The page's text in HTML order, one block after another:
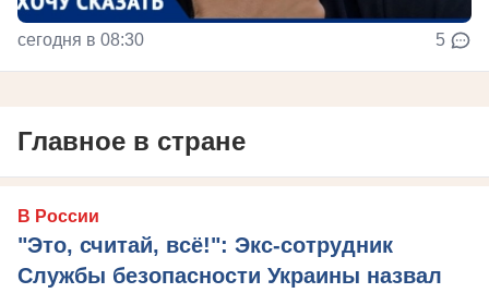
сегодня в 08:30 5
Главное в стране
В России
"Это, считай, всё!": Экс-сотрудник
Службы безопасности Украины назвал